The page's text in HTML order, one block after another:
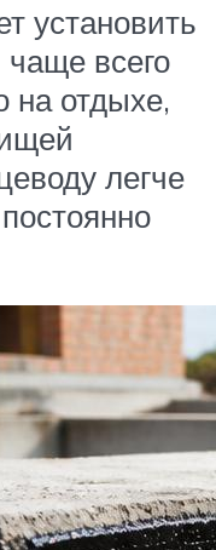
установить
чаще всего
на отдыхе,
легче